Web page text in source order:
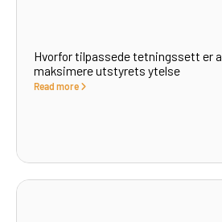
Hvorfor tilpassede tetningssett er
maksimere utstyrets ytelse
Read more